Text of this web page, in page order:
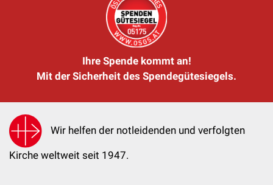
Ihre Spende kommt an!
Mit der Sicherheit des Spendegütesiegels.
Wir helfen der notleidenden und verfolgten
Kirche weltweit seit 1947.